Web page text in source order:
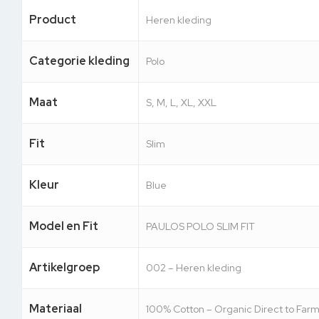
Product Heren kleding
Categorie kleding Polo
Maat S, M, L, XL, XXL
Fit Slim
Kleur Blue
Model en Fit PAULOS POLO SLIM FIT
Artikelgroep 002 – Heren kleding
Materiaal 100% Cotton – Organic Direct to Farm